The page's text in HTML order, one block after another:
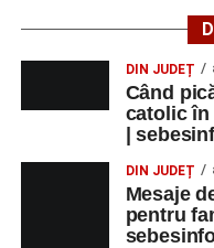
DIN JUDEȚ
Când
catolic în
|
DIN JUDEȚ
Mesaje
pentru